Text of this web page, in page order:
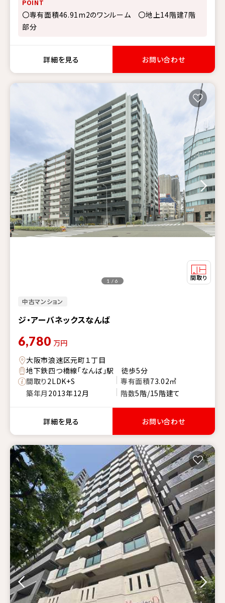
POINT
〇専有面積46.91m2のワンルーム 〇地上14階建7階
部分
詳細を見る お問い合わせ
中古マンション
ジ・アーバネックスなんば
1 / 6
6,780 万円
大阪市浪速区元町１丁目
地下鉄四つ橋線「なんば」駅 徒歩5分
間取り2LDK+S 専有面積73.02㎡
築年月 2013年12月 階数5階/15階建て
詳細を見る お問い合わせ